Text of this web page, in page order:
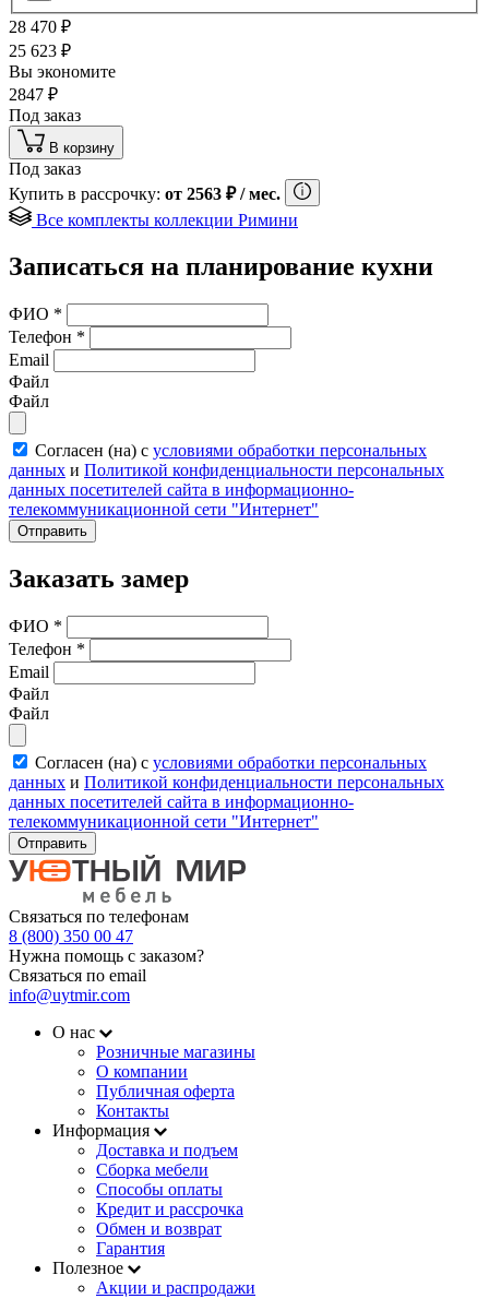
28 470 ₽
25 623 ₽
Вы экономите
2847 ₽
Под заказ
В корзину
Под заказ
Купить в рассрочку: от 2563 ₽/ мес.
Все комплекты коллекции Римини
Записаться на планирование кухни
ФИО *
Телефон *
Email
Файл
Файл
Согласен (на) с условиями обработки персональных
данных и Политикой конфиденциальности персональных
данных посетителей сайта в информационно-
телекоммуникационной сети "Интернет"
Отправить
Заказать замер
ФИО *
Телефон *
Email
Файл
Файл
Согласен (на) с условиями обработки персональных
данных и Политикой конфиденциальности персональных
данных посетителей сайта в информационно-
телекоммуникационной сети "Интернет"
Отправить
Связаться по телефонам
8 (800) 350 00 47
Нужна помощь с заказом?
Связаться по email
info@uytmir.com
О нас
Розничные магазины
О компании
Публичная оферта
Контакты
Информация
Доставка и подъем
Сборка мебели
Способы оплаты
Кредит и рассрочка
Обмен и возврат
Гарантия
Полезное
Акции и распродажи